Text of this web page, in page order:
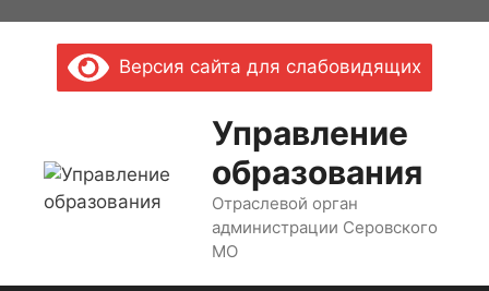
содержимомуВерсия сайта для слабовидящих
Управление
образования
Отраслевой орган
администрации Серовского
МО